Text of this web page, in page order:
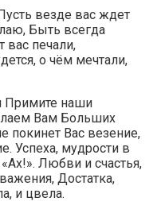
везде вас ждет
Быть всегда
вас печали,
о чём мечтали,
Примите наши
Вам Больших
покинет Вас везение,
Успеха, мудрости в
Любви и счастья,
Достатка,
и цвела.